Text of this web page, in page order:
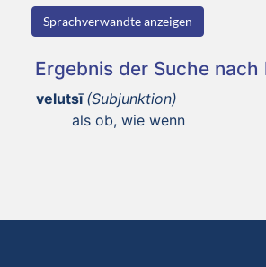
Sprachverwandte anzeigen
Ergebnis der Suche nach
velutsī (Subjunktion)
als ob, wie wenn